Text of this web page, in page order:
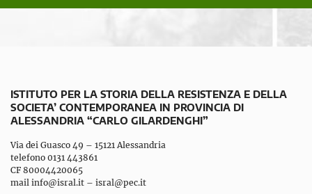
ISTITUTO PER LA STORIA DELLA RESISTENZA E DELLA
SOCIETA’ CONTEMPORANEA IN PROVINCIA DI
ALESSANDRIA “CARLO GILARDENGHI”
Via dei Guasco 49 – 15121 Alessandria
telefono 0131 443861
CF 80004420065
mail info@isral.it – isral@pec.it